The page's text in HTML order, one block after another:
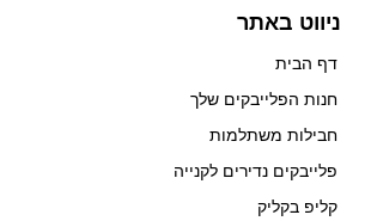
ניווט באתר
דף הבית
חנות הפלייבקים שלך
חבילות משתלמות
פלייבקים נדירים לקנייה
קליפ בקליק